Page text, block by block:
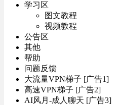
学习区
图文教程
视频教程
公告区
其他
帮助
问题反馈
大流量VPN梯子 [广告1]
高速VPN梯子 [广告2]
AI风月-成人聊天 [广告3]